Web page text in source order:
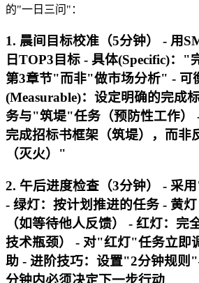
的"一日三问"：
1. 晨间目标校准（5分钟） - 用
日TOP3目标 - 具体(Specific)："
第3章节"而非"做市场分析" - 可
(Measurable)：设定明确的完成
务与"筑堤"任务（预防性工作）
完成招标书框架（筑堤），而非
（灭火）"
2. 午后进度检查（3分钟） - 采
- 绿灯：按计划推进的任务 - 黄
（如等待他人反馈） - 红灯：完
技术瓶颈） - 对"红灯"任务立即
助 - 进阶技巧：设置"2分钟规
分钟内必须决定下一步行动